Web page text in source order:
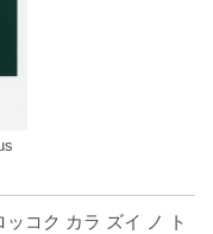
コク カラ ズイ ノ ト